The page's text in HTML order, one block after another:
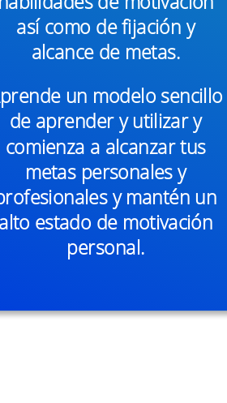
así como de fijación y
alcance de metas.
un modelo sencillo
de aprender y utilizar y
comienza a alcanzar tus
metas personales y
y mantén un
alto estado de motivación
personal.